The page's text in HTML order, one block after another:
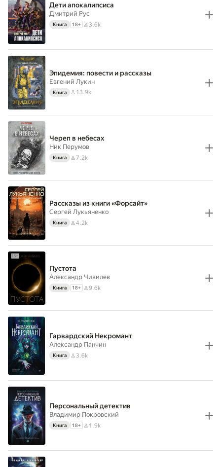
Дети апокалипсиса
Дмитрий Рус
Книга 18+ 3.6k
Эпидемия: повести и рассказы
Евгений Лукин
Книга 13.9k
Череп в небесах
Ник Перумов
Книга 7.2k
Рассказы из книги «Форсайт»
Сергей Лукьяненко
Книга 4.2k
Пустота
Александр Чивилев
Книга 18+ 9.6k
Гарвардский Некромант
Александр Панчин
Книга 3.6k
Персональный детектив
Владимир Покровский
Книга 18+ 1.9k